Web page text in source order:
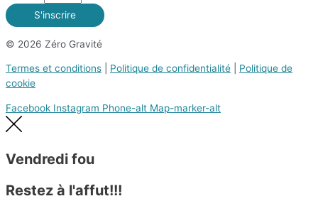
S'inscrire
© 2026 Zéro Gravité
Termes et conditions Politique de confidentialité
Politique de
cookie
Facebook Instagram Phone-alt Map-marker-alt
Vendredi fou
Restez à l'affut!!!